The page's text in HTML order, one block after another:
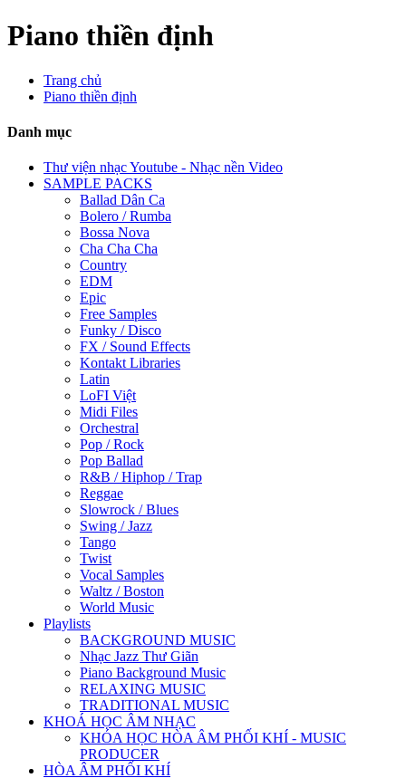
Piano thiền định
Trang chủ
Piano thiền định
Danh mục
Thư viện nhạc Youtube - Nhạc nền Video
SAMPLE PACKS
Ballad Dân Ca
Bolero / Rumba
Bossa Nova
Cha Cha Cha
Country
EDM
Epic
Free Samples
Funky / Disco
FX / Sound Effects
Kontakt Libraries
Latin
LoFI Việt
Midi Files
Orchestral
Pop / Rock
Pop Ballad
R&B / Hiphop / Trap
Reggae
Slowrock / Blues
Swing / Jazz
Tango
Twist
Vocal Samples
Waltz / Boston
World Music
Playlists
BACKGROUND MUSIC
Nhạc Jazz Thư Giãn
Piano Background Music
RELAXING MUSIC
TRADITIONAL MUSIC
KHOÁ HỌC ÂM NHẠC
KHÓA HỌC HÒA ÂM PHỐI KHÍ - MUSIC
PRODUCER
HÒA ÂM PHỐI KHÍ